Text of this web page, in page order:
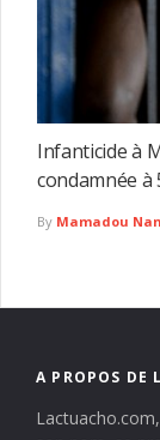
Infanticide à
condamnée à
By Mamadou
A PROPOS DE